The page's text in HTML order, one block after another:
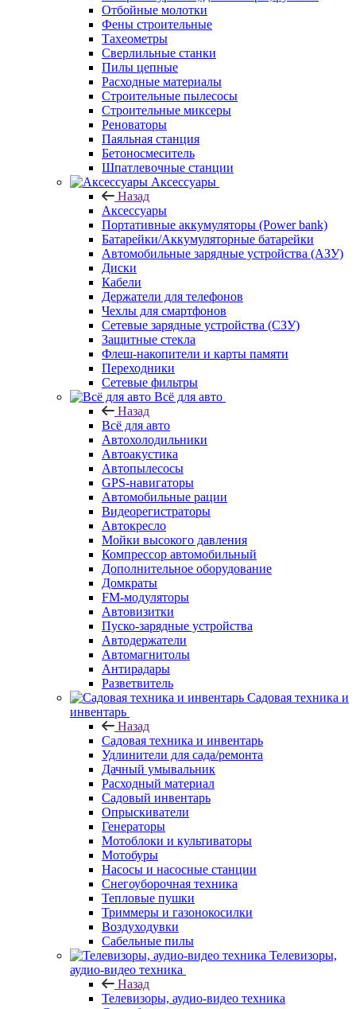
Отбойные молотки
Фены строительные
Тахеометры
Сверлильные станки
Пилы цепные
Расходные материалы
Строительные пылесосы
Строительные миксеры
Реноваторы
Паяльная станция
Бетоносмеситель
Шпатлевочные станции
Аксессуары
Назад
Аксессуары
Портативные аккумуляторы (Power bank)
Батарейки/Аккумуляторные батарейки
Автомобильные зарядные устройства (АЗУ)
Диски
Кабели
Держатели для телефонов
Чехлы для смартфонов
Сетевые зарядные устройства (СЗУ)
Защитные стекла
Флеш-накопители и карты памяти
Переходники
Сетевые фильтры
Всё для авто
Назад
Всё для авто
Автохолодильники
Автоакустика
Автопылесосы
GPS-навигаторы
Автомобильные рации
Видеорегистраторы
Автокресло
Мойки высокого давления
Компрессор автомобильный
Дополнительное оборудование
Домкраты
FM-модуляторы
Автовизитки
Пуско-зарядные устройства
Автодержатели
Автомагнитолы
Антирадары
Разветвитель
Садовая техника и
инвентарь
Назад
Садовая техника и инвентарь
Удлинители для сада/ремонта
Дачный умывальник
Расходный материал
Садовый инвентарь
Опрыскиватели
Генераторы
Мотоблоки и культиваторы
Мотобуры
Насосы и насосные станции
Снегоуборочная техника
Тепловые пушки
Триммеры и газонокосилки
Воздуходувки
Сабельные пилы
Телевизоры,
аудио-видео техника
Назад
Телевизоры, аудио-видео техника